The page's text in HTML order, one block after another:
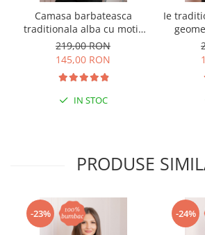
Camasa barbateasca
traditionala alba cu motiv
floral negru Mircea 02
219,00 RON
145,00 RON
IN STOC
Ie
PRODUSE
-23% -24%